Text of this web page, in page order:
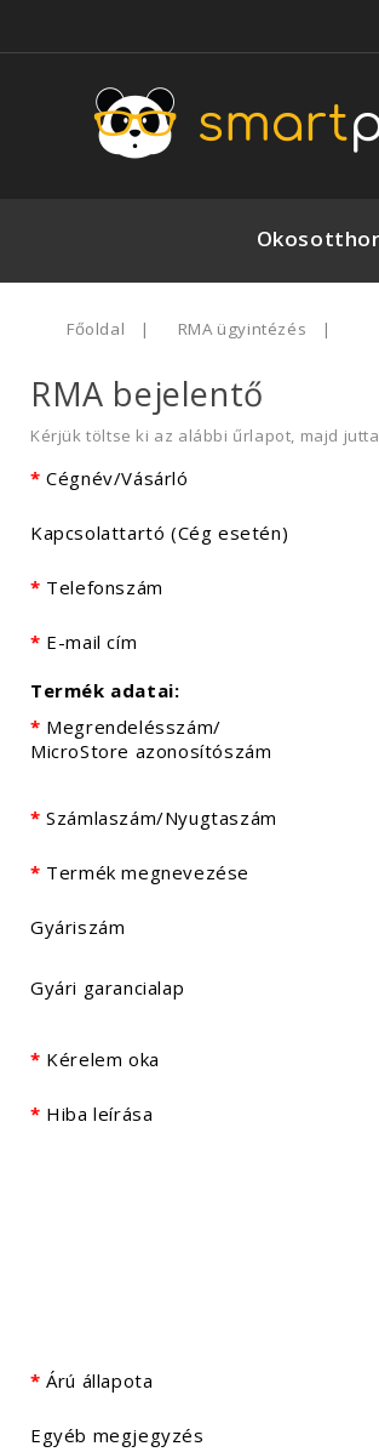
Főoldal RMA ügyintézés
RMA bejelentő
Kérjük töltse ki az alábbi űrlapot, majd
Cégnév/Vásárló
Kapcsolattartó (Cég esetén)
Telefonszám
E-mail cím
Termék adatai:
Megrendelésszám/
MicroStore azonosítószám
Számlaszám/Nyugtaszám
Termék megnevezése
Gyáriszám
Gyári garancialap
Kérelem oka
Hiba leírása
Árú állapota
Egyéb megjegyzés